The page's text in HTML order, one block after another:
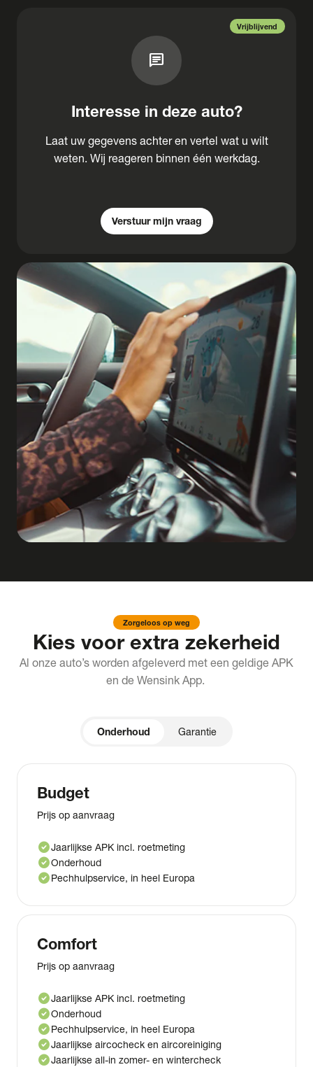
Vrijblijvend
chat
Interesse in deze auto?
Laat uw gegevens achter en vertel wat u wilt
weten. Wij reageren binnen één werkdag.
Verstuur mijn vraag
Zorgeloos op weg
Kies voor extra zekerheid
Al onze auto’s worden afgeleverd met een geldige APK
en de Wensink App.
Onderhoud Garantie
Budget
Prijs op aanvraag
check_circleJaarlijkse APK incl. roetmeting
check_circleOnderhoud
check_circlePechhulpservice, in heel Europa
Comfort
Prijs op aanvraag
check_circleJaarlijkse APK incl. roetmeting
check_circleOnderhoud
check_circlePechhulpservice, in heel Europa
check_circleJaarlijkse aircocheck en aircoreiniging
check_circleJaarlijkse all-in zomer- en wintercheck